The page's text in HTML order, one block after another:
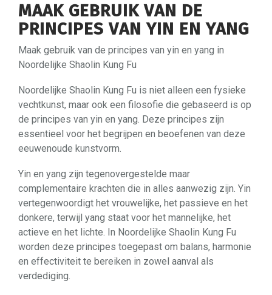
MAAK GEBRUIK VAN DE
PRINCIPES VAN YIN EN YANG
Maak gebruik van de principes van yin en yang in
Noordelijke Shaolin Kung Fu
Noordelijke Shaolin Kung Fu is niet alleen een fysieke
vechtkunst, maar ook een filosofie die gebaseerd is op
de principes van yin en yang. Deze principes zijn
essentieel voor het begrijpen en beoefenen van deze
eeuwenoude kunstvorm.
Yin en yang zijn tegenovergestelde maar
complementaire krachten die in alles aanwezig zijn. Yin
vertegenwoordigt het vrouwelijke, het passieve en het
donkere, terwijl yang staat voor het mannelijke, het
actieve en het lichte. In Noordelijke Shaolin Kung Fu
worden deze principes toegepast om balans, harmonie
en effectiviteit te bereiken in zowel aanval als
verdediging.